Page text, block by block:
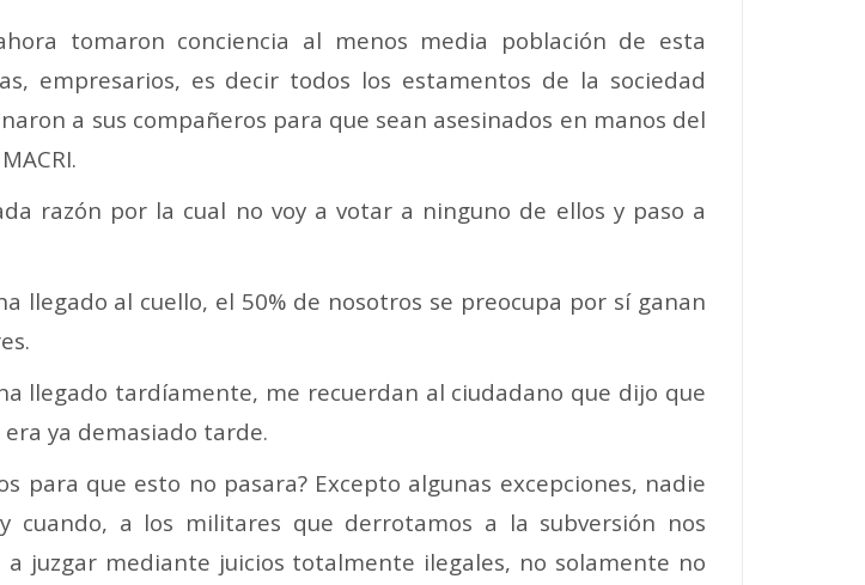
tomaron conciencia al menos media población de esta
empresarios, es decir todos los estamentos de la sociedad
a sus compañeros para que sean asesinados en manos del
razón por la cual no voy a votar a ninguno de ellos y paso a
llegado al cuello, el 50% de nosotros se preocupa por sí ganan
llegado tardíamente, me recuerdan al ciudadano que dijo que
ya demasiado tarde.
para que esto no pasara? Excepto algunas excepciones, nadie
cuando, a los militares que derrotamos a la subversión nos
a juzgar mediante juicios totalmente ilegales, no solamente no